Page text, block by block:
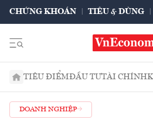
CHỨNG KHOÁN TIÊU & DÙNG
TIÊU ĐIỂMĐẦU TƯTÀI CHÍNH
DOANH NGHIỆP